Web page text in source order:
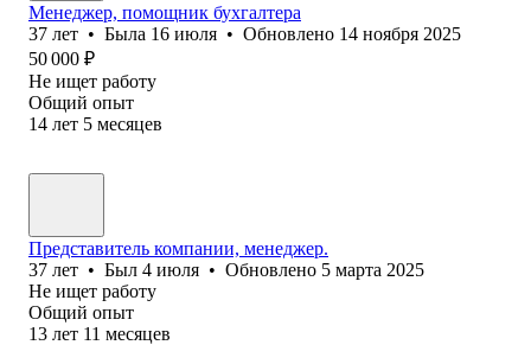
Менеджер, помощник бухгалтера
37 лет • Была 16 июля • Обновлено 14 ноября 2025
50 000 ₽
Не ищет работу
Общий опыт
14 лет 5 месяцев
Представитель компании, менеджер.
37 лет • Был 4 июля • Обновлено 5 марта 2025
Не ищет работу
Общий опыт
13 лет 11 месяцев